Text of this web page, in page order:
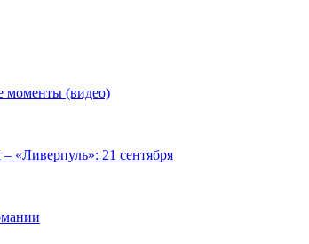
моменты (видео)
«Ливерпуль»: 21 сентября